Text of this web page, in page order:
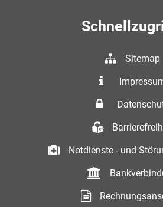
Sitemap
Notdienste - und